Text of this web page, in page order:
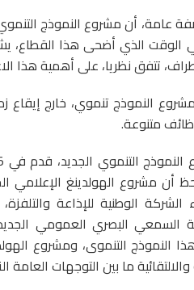
عامة، أن مشروع النموذج
الوقت الذي أضحى هذا
تتفق نظريا، على أهمية هذا
النموذج تنموي، خارج إيقاع
متنوعة.
الشركة الوطنية للإذاعة
السمعي البصري العمومي
النموذج التنموى، ومشروع
ما بين التوجهات العامة